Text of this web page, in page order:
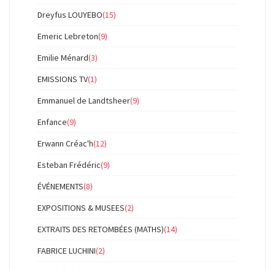
Dreyfus LOUYEBO(15)
Emeric Lebreton(9)
Emilie Ménard(3)
EMISSIONS TV(1)
Emmanuel de Landtsheer(9)
Enfance(9)
Erwann Créac'h(12)
Esteban Frédéric(9)
ÉVÉNEMENTS(8)
EXPOSITIONS & MUSEES(2)
EXTRAITS DES RETOMBÉES (MATHS)(14)
FABRICE LUCHINI(2)